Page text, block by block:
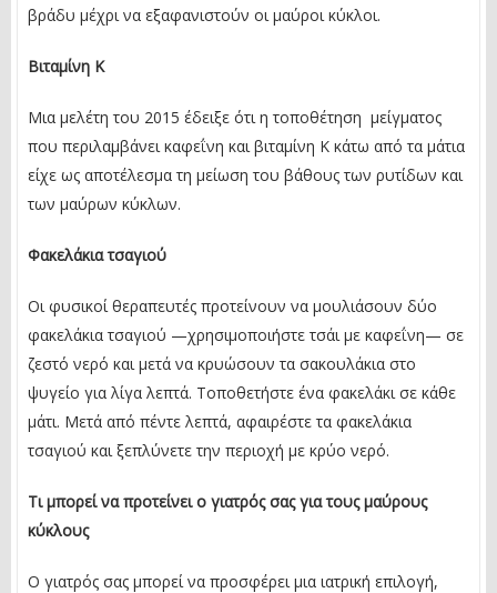
βράδυ μέχρι να εξαφανιστούν οι μαύροι κύκλοι.
Βιταμίνη Κ
Μια μελέτη του 2015 έδειξε ότι η τοποθέτηση μείγματος
που περιλαμβάνει καφεΐνη και βιταμίνη Κ κάτω από τα μάτια
είχε ως αποτέλεσμα τη μείωση του βάθους των ρυτίδων και
των μαύρων κύκλων.
Φακελάκια τσαγιού
Οι φυσικοί θεραπευτές προτείνουν να μουλιάσουν δύο
φακελάκια τσαγιού —χρησιμοποιήστε τσάι με καφεΐνη— σε
ζεστό νερό και μετά να κρυώσουν τα σακουλάκια στο
ψυγείο για λίγα λεπτά. Τοποθετήστε ένα φακελάκι σε κάθε
μάτι. Μετά από πέντε λεπτά, αφαιρέστε τα φακελάκια
τσαγιού και ξεπλύνετε την περιοχή με κρύο νερό.
Τι μπορεί να προτείνει ο γιατρός σας για τους μαύρους
κύκλους
Ο γιατρός σας μπορεί να προσφέρει μια ιατρική επιλογή,